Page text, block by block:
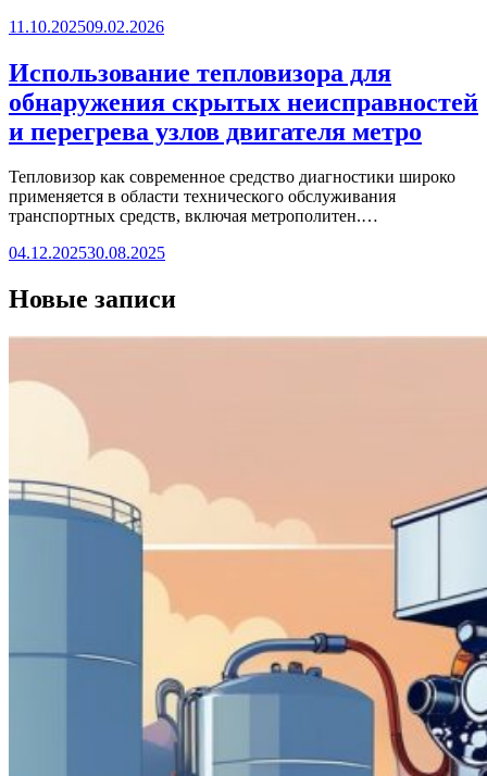
11.10.202509.02.2026
Использование тепловизора для
обнаружения скрытых неисправностей
и перегрева узлов двигателя метро
Тепловизор как современное средство диагностики широко
применяется в области технического обслуживания
транспортных средств, включая метрополитен.…
04.12.202530.08.2025
Новые записи